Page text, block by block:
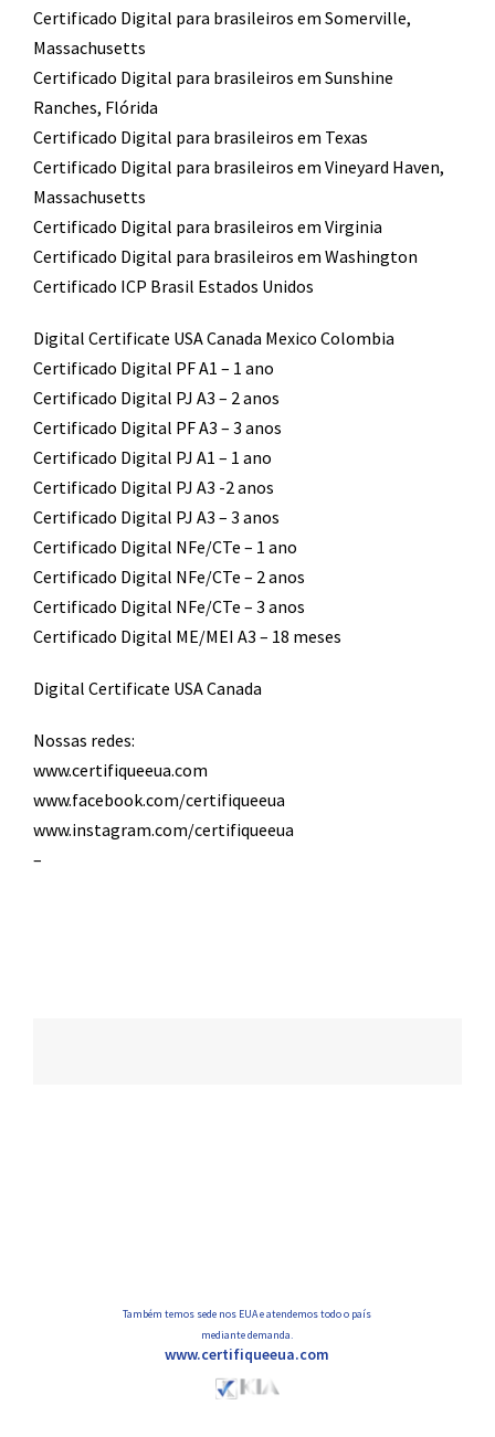
Certificado Digital para brasileiros em Somerville,
Massachusetts
Certificado Digital para brasileiros em Sunshine
Ranches, Flórida
Certificado Digital para brasileiros em Texas
Certificado Digital para brasileiros em Vineyard Haven,
Massachusetts
Certificado Digital para brasileiros em Virginia
Certificado Digital para brasileiros em Washington
Certificado ICP Brasil Estados Unidos
Digital Certificate USA Canada Mexico Colombia
Certificado Digital PF A1 – 1 ano
Certificado Digital PJ A3 – 2 anos
Certificado Digital PF A3 – 3 anos
Certificado Digital PJ A1 – 1 ano
Certificado Digital PJ A3 -2 anos
Certificado Digital PJ A3 – 3 anos
Certificado Digital NFe/CTe – 1 ano
Certificado Digital NFe/CTe – 2 anos
Certificado Digital NFe/CTe – 3 anos
Certificado Digital ME/MEI A3 – 18 meses
Digital Certificate USA Canada
Nossas redes:
www.certifiqueeua.com
www.facebook.com/certifiqueeua
www.instagram.com/certifiqueeua
–
Também temos sede nos EUA e atendemos todo o país
mediante demanda.
www.certifiqueeua.com